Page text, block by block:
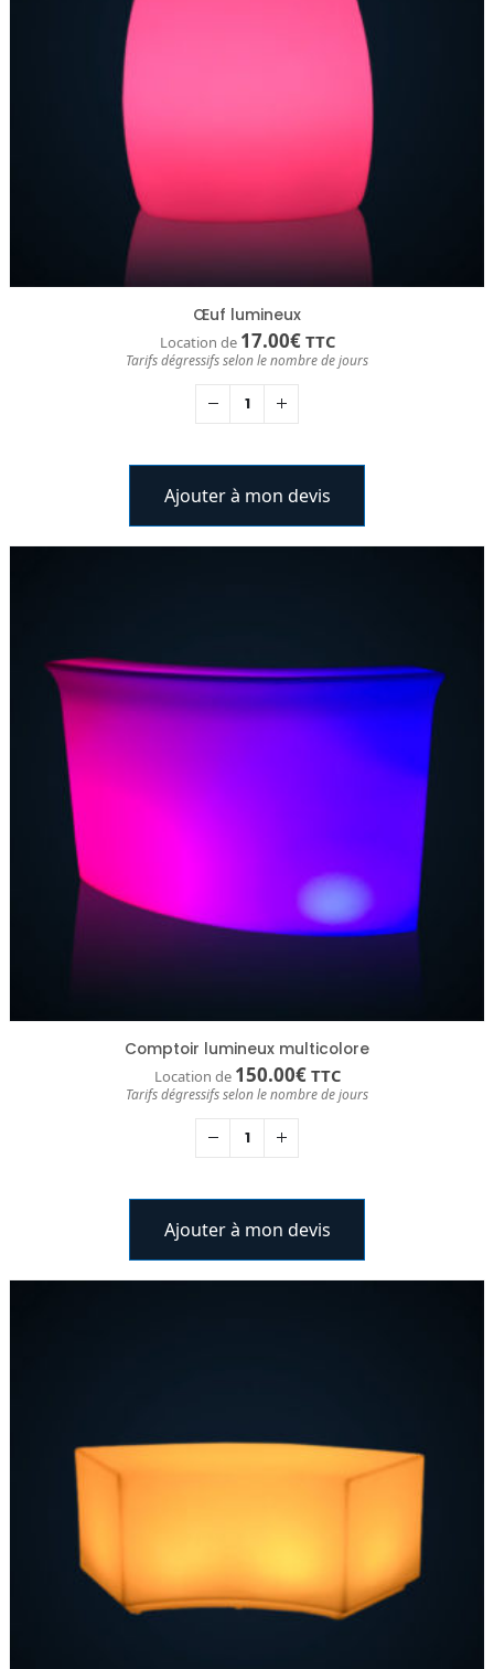
Œuf lumineux
Location de 17.00€ TTC
Tarifs dégressifs selon le nombre de jours
Ajouter à mon devis
Comptoir lumineux multicolore
Location de 150.00€ TTC
Tarifs dégressifs selon le nombre de jours
Ajouter à mon devis